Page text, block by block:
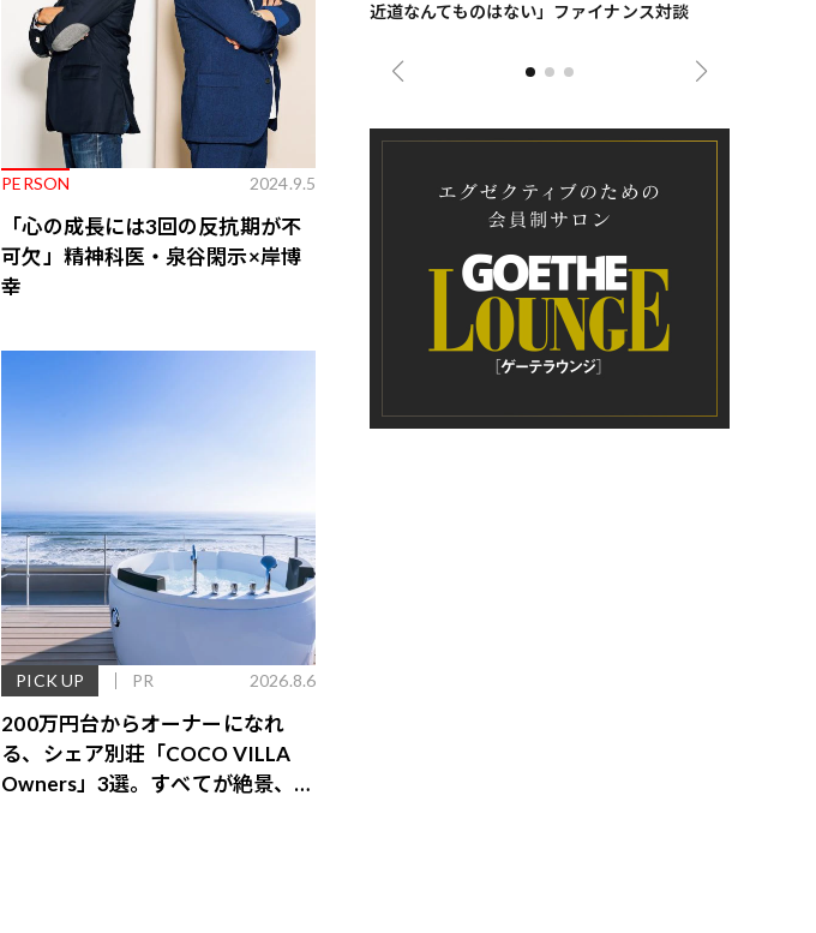
PERSON 2024.9.5
「心の成長には3回の反抗期が不
可欠」精神科医・泉谷閑示×岸博
幸
PICK UP PR 2026.8.6
200万円台からオーナーになれ
る、シェア別荘「COCO VILLA
Owners」3選。すべてが絶景、収
前列ホテル「UMITO 熱海 別邸」
近道なんてものはない」ファイナンス対談